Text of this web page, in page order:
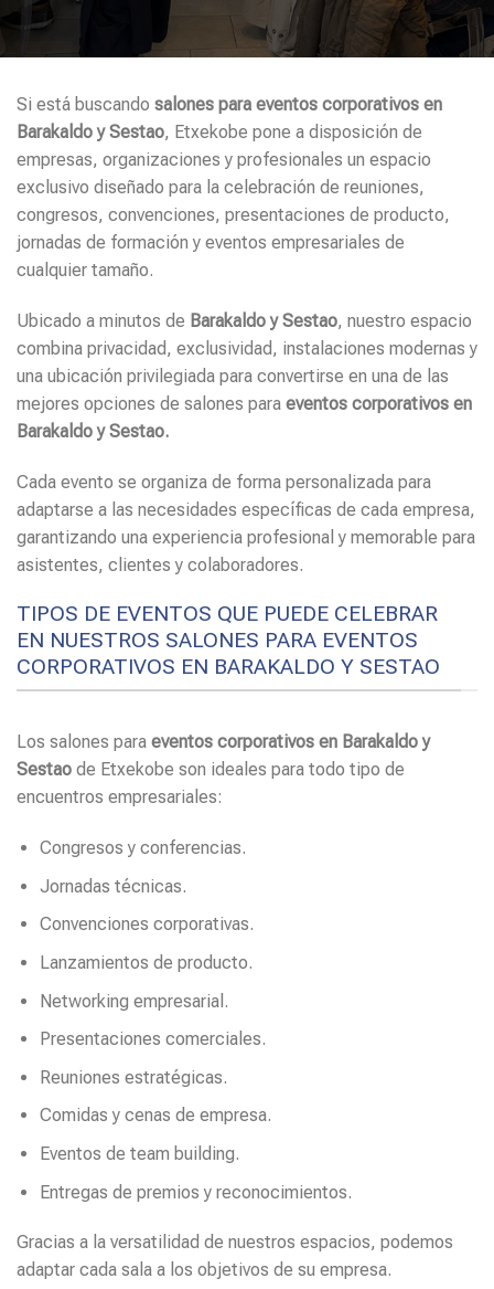
Si está buscando salones para eventos corporativos en
Barakaldo y Sestao, Etxekobe pone a disposición de
empresas, organizaciones y profesionales un espacio
exclusivo diseñado para la celebración de reuniones,
congresos, convenciones, presentaciones de producto,
jornadas de formación y eventos empresariales de
cualquier tamaño.
Ubicado a minutos de Barakaldo y Sestao, nuestro espacio
combina privacidad, exclusividad, instalaciones modernas y
una ubicación privilegiada para convertirse en una de las
mejores opciones de salones para eventos corporativos en
Barakaldo y Sestao.
Cada evento se organiza de forma personalizada para
adaptarse a las necesidades específicas de cada empresa,
garantizando una experiencia profesional y memorable para
asistentes, clientes y colaboradores.
TIPOS DE EVENTOS QUE PUEDE CELEBRAR
EN NUESTROS SALONES PARA EVENTOS
CORPORATIVOS EN BARAKALDO Y SESTAO
Los salones para eventos corporativos en Barakaldo y
Sestao de Etxekobe son ideales para todo tipo de
encuentros empresariales:
Congresos y conferencias.
Jornadas técnicas.
Convenciones corporativas.
Lanzamientos de producto.
Networking empresarial.
Presentaciones comerciales.
Reuniones estratégicas.
Comidas y cenas de empresa.
Eventos de team building.
Entregas de premios y reconocimientos.
Gracias a la versatilidad de nuestros espacios, podemos
adaptar cada sala a los objetivos de su empresa.